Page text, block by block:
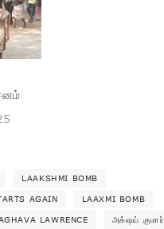
LAAKSHMI BOMB
AGAIN LAAXMI BOMB
LAWRENCE அக்‌ஷய் குமார்